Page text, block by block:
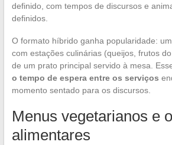
definido, com tempos de discursos e
definidos.
O formato híbrido ganha popularidade:
com estações culinárias (queijos, frutos
de um prato principal servido à mesa.
o tempo de espera entre os serviços
momento sentado para os discursos.
Menus vegetarianos e
alimentares